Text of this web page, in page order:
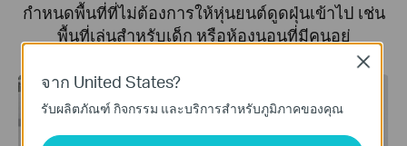
กำหนดพื้นที่ที่ไม่ต้องการให้หุ่นยนต์ดูดฝุ่นเข้าไป เช่น
พื้นที่เล่นสำหรับเด็ก หรือห้องนอนที่มีคนอยู่
ทำความสะอาดหลังมื้อ
อาหาร
ห้องครัว, บ่าย 2 โมง
จาก United States?
รับผลิตภัณฑ์ กิจกรรม และบริการสำหรับภูมิภาคของคุณ
Close